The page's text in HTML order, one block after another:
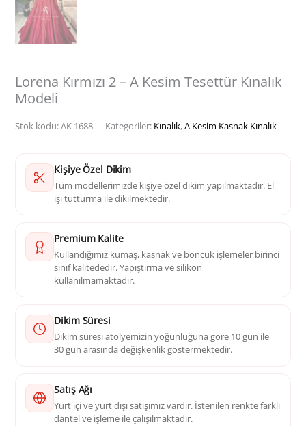
Lorena Kırmızı 2 – A Kesim Tesettür Kınalık
Modeli
Stok kodu:AK 1688 Kategoriler: Kınalık,A Kesim Kasnak Kınalık
Kişiye Özel Dikim
Tüm modellerimizde kişiye özel dikim yapılmaktadır. El
işi tutturma ile dikilmektedir.
Premium Kalite
Kullandığımız kumaş, kasnak ve boncuk işlemeler birinci
sınıf kalitededir. Yapıştırma ve silikon
kullanılmamaktadır.
Dikim Süresi
Dikim süresi atölyemizin yoğunluğuna göre 10 gün ile
30 gün arasında değişkenlik göstermektedir.
Satış Ağı
Yurt içi ve yurt dışı satışımız vardır. İstenilen renkte farklı
dantel ve işleme ile çalışılmaktadır.